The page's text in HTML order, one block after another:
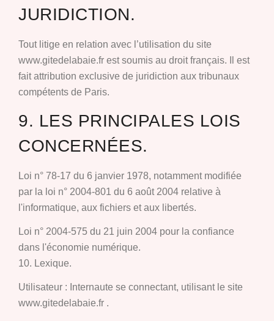
JURIDICTION.
Tout litige en relation avec l’utilisation du site
www.gitedelabaie.fr est soumis au droit français. Il est
fait attribution exclusive de juridiction aux tribunaux
compétents de Paris.
9. LES PRINCIPALES LOIS
CONCERNÉES.
Loi n° 78-17 du 6 janvier 1978, notamment modifiée
par la loi n° 2004-801 du 6 août 2004 relative à
l'informatique, aux fichiers et aux libertés.
Loi n° 2004-575 du 21 juin 2004 pour la confiance
dans l'économie numérique.
10. Lexique.
Utilisateur : Internaute se connectant, utilisant le site
www.gitedelabaie.fr .